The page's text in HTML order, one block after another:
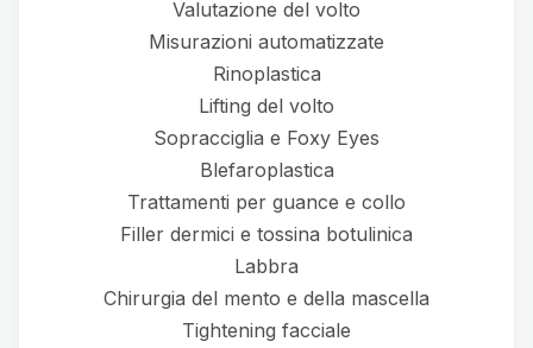
Valutazione del volto
Misurazioni automatizzate
Rinoplastica
Lifting del volto
Sopracciglia e Foxy Eyes
Blefaroplastica
Trattamenti per guance e collo
Filler dermici e tossina botulinica
Labbra
Chirurgia del mento e della mascella
Tightening facciale